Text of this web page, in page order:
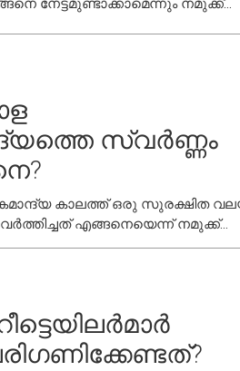
നേട്ടമുണ്ടാക്കാമെന്നും നമുക്ക്
സ്വർണ്ണം
കാലത്ത് ഒരു സുരക്ഷിത
എങ്ങനെയെന്ന് നമുക്ക്